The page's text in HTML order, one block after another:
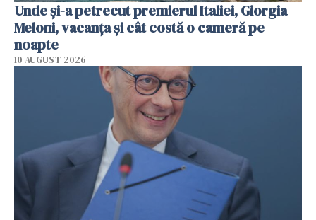
Unde și-a petrecut premierul Italiei, Giorgia
Meloni, vacanța și cât costă o cameră pe
noapte
10 AUGUST 2026